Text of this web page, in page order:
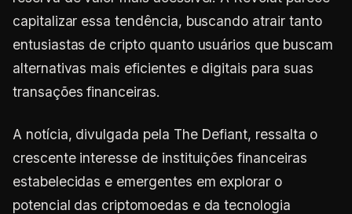
capitalizar essa tendência, buscando atrair tanto
entusiastas de cripto quanto usuários que buscam
alternativas mais eficientes e digitais para suas
transações financeiras.
A notícia, divulgada pela The Defiant, ressalta o
crescente interesse de instituições financeiras
estabelecidas e emergentes em explorar o
potencial das criptomoedas e da tecnologia